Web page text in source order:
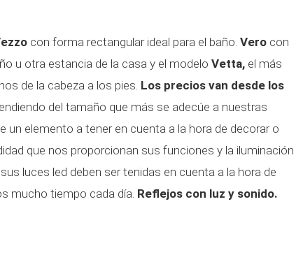
con forma rectangular ideal para el baño. Vero con
u otra estancia de la casa y el modelo Vetta, el más
de la cabeza a los pies. Los precios van desde los
del tamaño que más se adecúe a nuestras
un elemento a tener en cuenta a la hora de decorar o
que nos proporcionan sus funciones y la iluminación
luces led deben ser tenidas en cuenta a la hora de
mucho tiempo cada día. Reflejos con luz y sonido.